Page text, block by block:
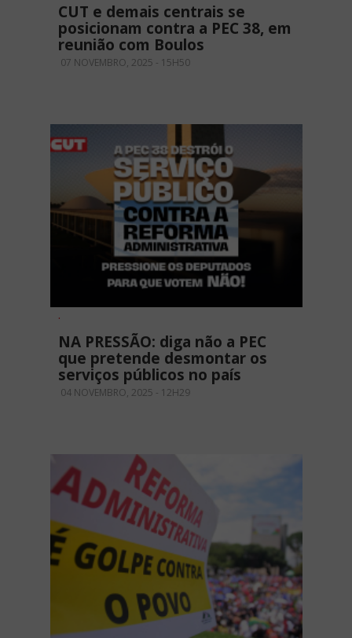
CUT e demais centrais se
posicionam contra a PEC 38, em
reunião com Boulos
07 NOVEMBRO, 2025 - 15H50
.
NA PRESSÃO: diga não a PEC
que pretende desmontar os
serviços públicos no país
04 NOVEMBRO, 2025 - 12H29